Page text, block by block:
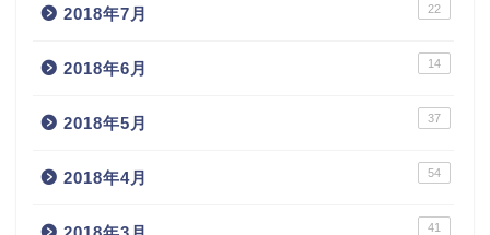
2018年7月 22
2018年6月 14
2018年5月 37
2018年4月 54
41